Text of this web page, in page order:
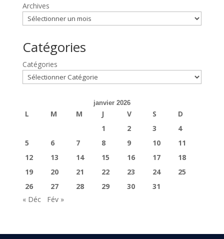
Archives
Catégories
Catégories
janvier 2026
L M M J V S
D
1
2 3
4
5
6 7 8 9 10
11
12
13 14 15 16 17
18
19
20 21 22 23 24
25
26
27 28 29 30
31
« Déc
Fév »